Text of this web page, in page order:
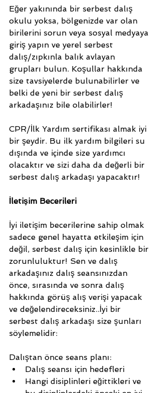
Eğer yakınında bir serbest dalış
okulu yoksa, bölgenizde var olan
birilerini sorun veya sosyal medyaya
giriş yapın ve yerel serbest
dalış/zıpkınla balık avlayan
grupları bulun. Koşullar hakkında
size tavsiyelerde bulunabilirler ve
belki de yeni bir serbest dalış
arkadaşınız bile olabilirler!
CPR/İlk Yardım sertifikası almak iyi
bir şeydir. Bu ilk yardım bilgileri su
dışında ve içinde size yardımcı
olacaktır ve sizi daha da değerli bir
serbest dalış arkadaşı yapacaktır!
İletişim Becerileri
İyi iletişim becerilerine sahip olmak
sadece genel hayatta etkileşim için
değil, serbest dalış için kesinlikle bir
zorunluluktur! Sen ve dalış
arkadaşınız dalış seansınızdan
önce, sırasında ve sonra dalış
hakkında görüş alış verişi yapacak
ve değelendireceksiniz..İyi bir
serbest dalış arkadaşı size şunları
söylemelidir:
Dalıştan önce seans planı:
Dalış seansı için hedefleri
Hangi disiplinleri eğittikleri ve